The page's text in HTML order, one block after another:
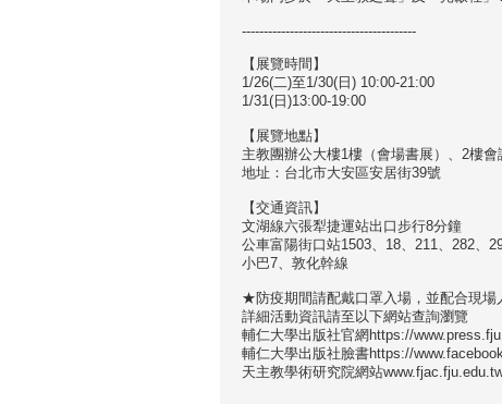
----------------------------------------
【展覽時間】
1/26(二)至1/30(日) 10:00-21:00
1/31(日)13:00-19:00
【展覽地點】
主教團辦公大樓1樓（會場書展）、2樓會
地址：台北市大安區安居街39號
【交通資訊】
文湖線六張犁捷運站出口步行8分鐘
公車富陽街口站1503、18、211、282、
小巴7、敦化幹線
★防疫期間請配戴口罩入場，並配合現場
詳細活動資訊請至以下網站查詢瀏覽
輔仁大學出版社官網https://
輔仁大學出版社臉書https://
天主教學術研究院網站